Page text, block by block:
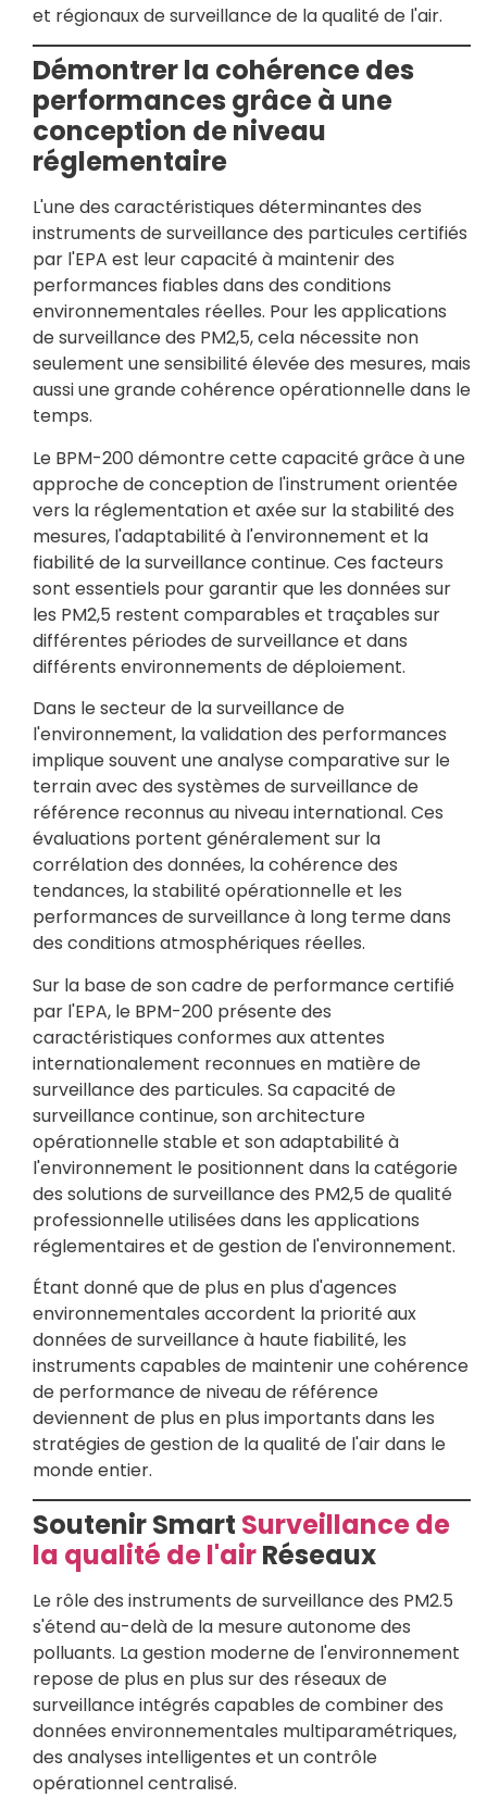
et régionaux de surveillance de la qualité de l'air.
Démontrer la cohérence des
performances grâce à une
conception de niveau
réglementaire
L'une des caractéristiques déterminantes des
instruments de surveillance des particules certifiés
par l'EPA est leur capacité à maintenir des
performances fiables dans des conditions
environnementales réelles. Pour les applications
de surveillance des PM2,5, cela nécessite non
seulement une sensibilité élevée des mesures, mais
aussi une grande cohérence opérationnelle dans le
temps.
Le BPM-200 démontre cette capacité grâce à une
approche de conception de l'instrument orientée
vers la réglementation et axée sur la stabilité des
mesures, l'adaptabilité à l'environnement et la
fiabilité de la surveillance continue. Ces facteurs
sont essentiels pour garantir que les données sur
les PM2,5 restent comparables et traçables sur
différentes périodes de surveillance et dans
différents environnements de déploiement.
Dans le secteur de la surveillance de
l'environnement, la validation des performances
implique souvent une analyse comparative sur le
terrain avec des systèmes de surveillance de
référence reconnus au niveau international. Ces
évaluations portent généralement sur la
corrélation des données, la cohérence des
tendances, la stabilité opérationnelle et les
performances de surveillance à long terme dans
des conditions atmosphériques réelles.
Sur la base de son cadre de performance certifié
par l'EPA, le BPM-200 présente des
caractéristiques conformes aux attentes
internationalement reconnues en matière de
surveillance des particules. Sa capacité de
surveillance continue, son architecture
opérationnelle stable et son adaptabilité à
l'environnement le positionnent dans la catégorie
des solutions de surveillance des PM2,5 de qualité
professionnelle utilisées dans les applications
réglementaires et de gestion de l'environnement.
Étant donné que de plus en plus d'agences
environnementales accordent la priorité aux
données de surveillance à haute fiabilité, les
instruments capables de maintenir une cohérence
de performance de niveau de référence
deviennent de plus en plus importants dans les
stratégies de gestion de la qualité de l'air dans le
monde entier.
Soutenir Smart Surveillance de
la qualité de l'airRéseaux
Le rôle des instruments de surveillance des PM2.5
s'étend au-delà de la mesure autonome des
polluants. La gestion moderne de l'environnement
repose de plus en plus sur des réseaux de
surveillance intégrés capables de combiner des
données environnementales multiparamétriques,
des analyses intelligentes et un contrôle
opérationnel centralisé.